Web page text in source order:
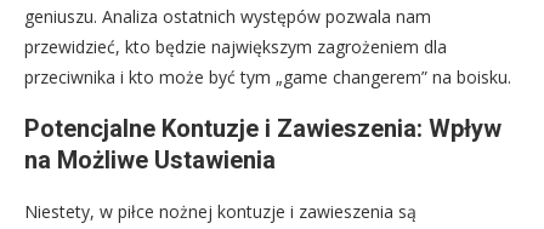
geniuszu. Analiza ostatnich występów pozwala nam
przewidzieć, kto będzie największym zagrożeniem dla
przeciwnika i kto może być tym „game changerem” na boisku.
Potencjalne Kontuzje i Zawieszenia: Wpływ
na Możliwe Ustawienia
Niestety, w piłce nożnej kontuzje i zawieszenia są